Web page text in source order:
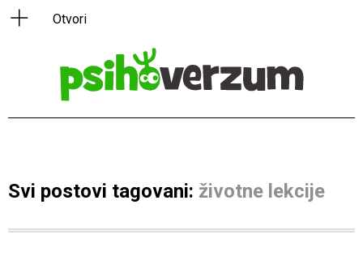
Svi postovi tagovani: životne lekcije